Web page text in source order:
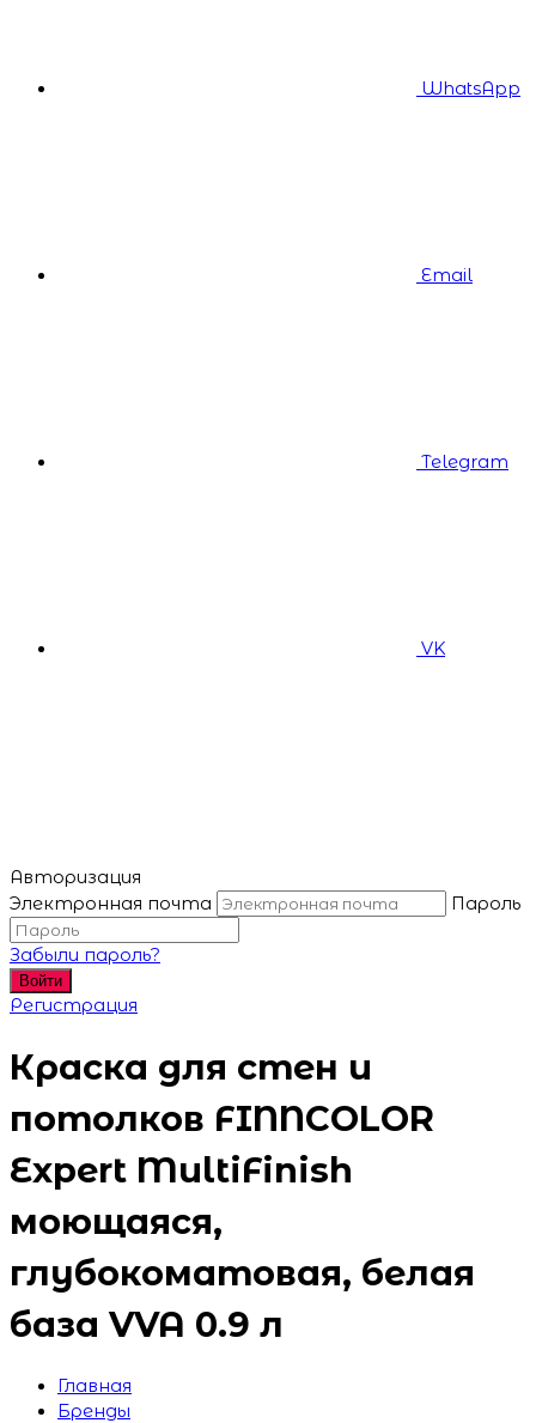
WhatsApp
Email
Telegram
VK
Авторизация
Электронная почта
Пароль
Забыли пароль?
Войти
Регистрация
Краска для стен и
потолков FINNCOLOR
Expert MultiFinish
моющаяся,
глубокоматовая, белая
база VVA 0.9 л
Главная
Бренды